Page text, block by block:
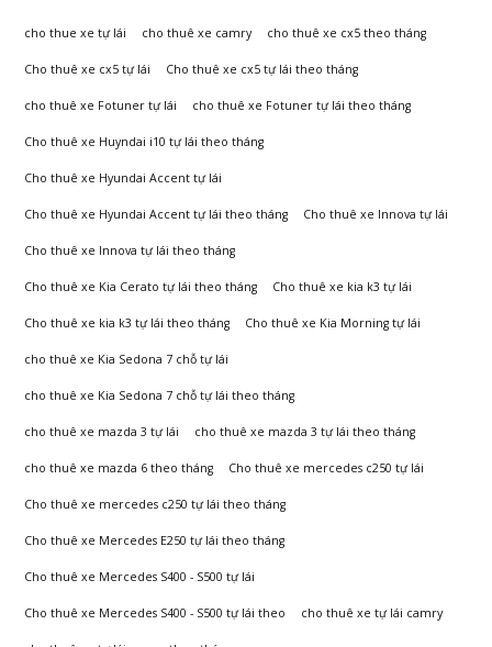
Lái
Phương
cho thue xe tự lái cho thuê xe camry cho thuê xe cx5 theo tháng
Cho thuê xe cx5 tự lái Cho thuê xe cx5 tự lái theo tháng
cho thuê xe Fotuner tự lái cho thuê xe Fotuner tự lái theo tháng
Cho thuê xe Huyndai i10 tự lái theo tháng
Cho thuê xe Hyundai Accent tự lái
Cho thuê xe Hyundai Accent tự lái theo tháng Cho thuê xe Innova tự lái
Cho thuê xe Innova tự lái theo tháng
Cho thuê xe Kia Cerato tự lái theo tháng Cho thuê xe kia k3 tự lái
Cho thuê xe kia k3 tự lái theo tháng Cho thuê xe Kia Morning tự lái
cho thuê xe Kia Sedona 7 chỗ tự lái
cho thuê xe Kia Sedona 7 chỗ tự lái theo tháng
cho thuê xe mazda 3 tự lái cho thuê xe mazda 3 tự lái theo tháng
cho thuê xe mazda 6 theo tháng Cho thuê xe mercedes c250 tự lái
Cho thuê xe mercedes c250 tự lái theo tháng
Cho thuê xe Mercedes E250 tự lái theo tháng
Cho thuê xe Mercedes S400 - S500 tự lái
Cho thuê xe Mercedes S400 - S500 tự lái theo cho thuê xe tự lái camry